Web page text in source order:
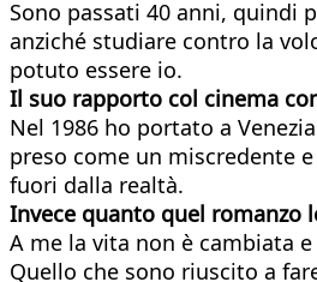
Sono passati 40 anni, quindi
anziché studiare contro la
potuto essere io.
Il suo rapporto col cinema
Nel 1986 ho portato a
preso come un miscredente
fuori dalla realtà.
Invece quanto quel romanzo
A me la vita non è cambiata
Quello che sono riuscito a